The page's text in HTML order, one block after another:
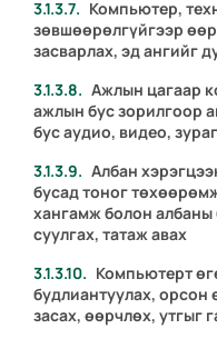
Компьютер,
зөвшөөрөлгүйгээр
засварлах, эд ангийг
Ажлын цагаар
ажлын бус зорилгоор
бус аудио, видео,
Албан
бусад тоног
хангамж болон албаны
суулгах, татаж авах
Компьютерт
будлиантуулах, орсон
засах, өөрчлөх, утгыг